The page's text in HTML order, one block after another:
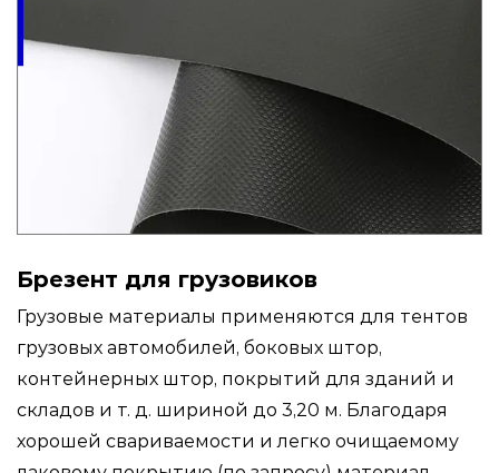
Брезент для грузовиков
Грузовые материалы применяются для тентов
грузовых автомобилей, боковых штор,
контейнерных штор, покрытий для зданий и
складов и т. д. шириной до 3,20 м. Благодаря
хорошей свариваемости и легко очищаемому